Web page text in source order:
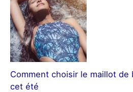
Comment choisir le maillot de
cet été